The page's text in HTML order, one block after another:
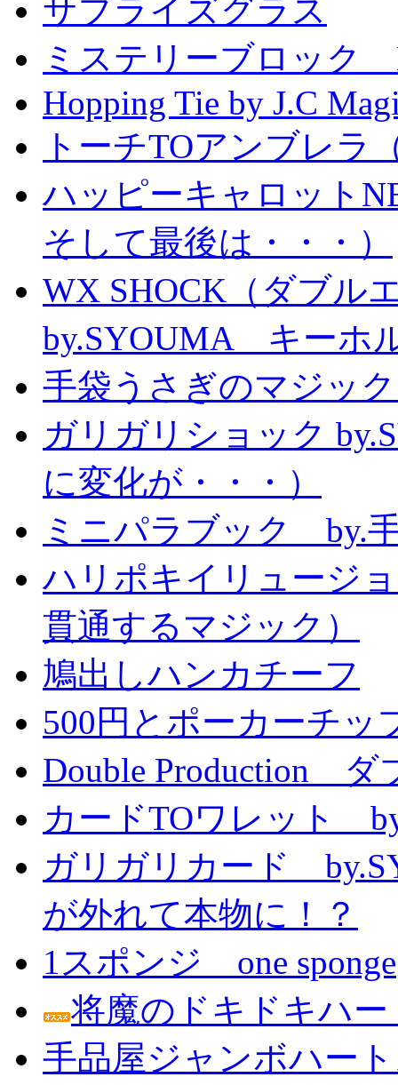
サプライズグラス
ミステリーブロック
Hopping Tie by J.C
トーチTOアンブレラ
ハッピーキャロット
そして最後は・・・）
WX SHOCK（ダブル
by.SYOUMA キーホ
手袋うさぎのマジッ
ガリガリショック
に変化が・・・）
ミニパラブック by.
ハリポキイリュージ
貫通するマジック）
鳩出しハンカチーフ
500円とポーカーチッ
Double Production ダ
カードTOワレット
ガリガリカード
が外れて本物に！？
1スポンジ one sponge
将魔のドキドキハ
手品屋ジャンボハー